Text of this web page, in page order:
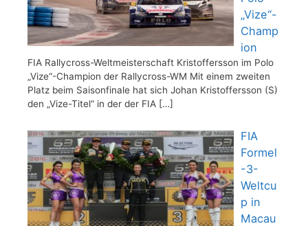
„Vize“-
Champ
ion
FIA Rallycross-Weltmeisterschaft Kristoffersson im Polo
„Vize“-Champion der Rallycross-WM Mit einem zweiten
Platz beim Saisonfinale hat sich Johan Kristoffersson (S)
den „Vize-Titel“ in der der FIA […]
FIA
Formel
-3-
Weltcu
p in
Macau